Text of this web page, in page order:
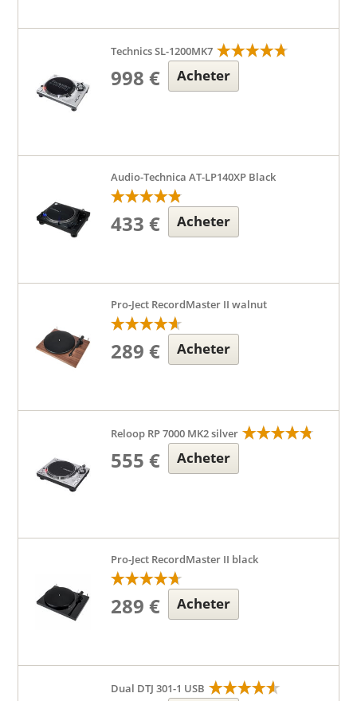
Technics SL-1200MK7
998 € Acheter
Audio-Technica AT-LP140XP Black
433 € Acheter
Pro-Ject RecordMaster II walnut
289 € Acheter
Reloop RP 7000 MK2 silver
555 € Acheter
Pro-Ject RecordMaster II black
289 € Acheter
Dual DTJ 301-1 USB